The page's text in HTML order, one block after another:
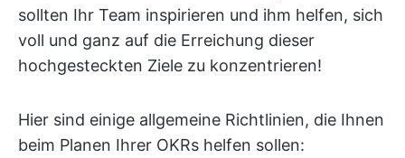
sollten Ihr Team inspirieren und ihm helfen, sich
voll und ganz auf die Erreichung dieser
hochgesteckten Ziele zu konzentrieren!
Hier sind einige allgemeine Richtlinien, die Ihnen
beim Planen Ihrer OKRs helfen sollen: